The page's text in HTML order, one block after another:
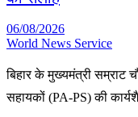
06/08/2026
World News Service
बिहार के मुख्यमंत्री सम्राट
सहायकों (PA-PS) की